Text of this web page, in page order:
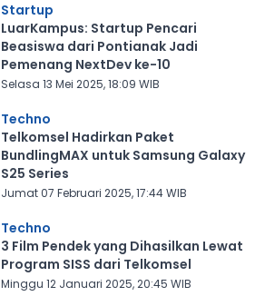
Startup
LuarKampus: Startup Pencari
Beasiswa dari Pontianak Jadi
Pemenang NextDev ke-10
Selasa 13 Mei 2025, 18:09 WIB
Techno
Telkomsel Hadirkan Paket
BundlingMAX untuk Samsung Galaxy
S25 Series
Jumat 07 Februari 2025, 17:44 WIB
Techno
3 Film Pendek yang Dihasilkan Lewat
Program SISS dari Telkomsel
Minggu 12 Januari 2025, 20:45 WIB